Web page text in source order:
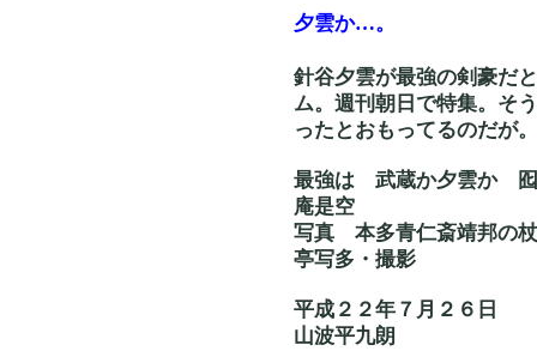
夕雲か…。
針谷夕雲が最強の剣豪だ
ム。週刊朝日で特集。そ
ったとおもってるのだが。
最強は 武蔵
庵是空
写真 本多青
亭写多・撮影
平成２２年７月２６日
山波平九朗